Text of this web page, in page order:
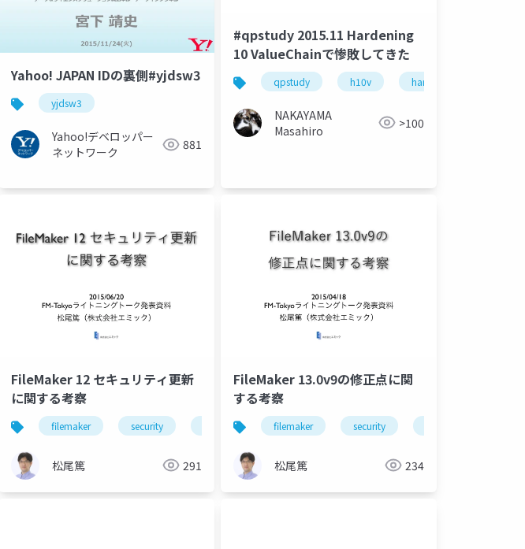
ssl
Yahoo! JAPAN IDの裏側#yjdsw3
yjdsw3
Yahoo!デベロッパー
ネットワーク
881
#qpstudy 2015.11 Hardening
10 ValueChainで惨敗してきた
qpstudy h10v hardening
NAKAYAMA
Masahiro
>100
FileMaker 12 セキュリティ更新
に関する考察
filemaker security
松尾篤 291
FileMaker 13.0v9の修正点に関
する考察
filemaker security
松尾篤 234